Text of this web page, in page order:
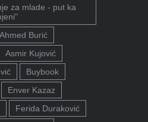
za mlade - put ka
Ahmed Burić
Asmir Kujović
Buybook
Enver Kazaz
Ferida Duraković